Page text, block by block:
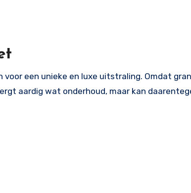
voor een unieke en luxe uitstraling. Omdat
aardig wat onderhoud, maar kan